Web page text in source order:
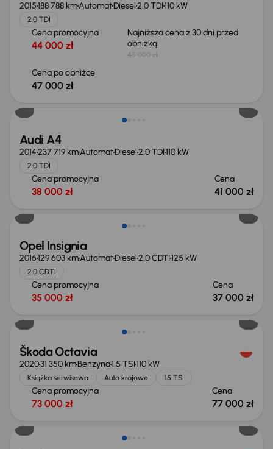
2015188 788 kmAutomatDiesel2.0 TDI110 kW
2.0 TDI
Cena promocyjna
44 000 zł
Najniższa cena z 30 dni przed
obniżką
45 000 zł
Cena po obniżce
47 000 zł
Audi A4
2014237 719 kmAutomatDiesel2.0 TDI110 kW
2.0 TDI
Cena promocyjna
38 000 zł
Cena
41 000 zł
Opel Insignia
2016129 603 kmAutomatDiesel2.0 CDTI125 kW
2.0 CDTI
Cena promocyjna
35 000 zł
Cena
37 000 zł
Škoda Octavia
202031 350 kmBenzyna1.5 TSI110 kW
Książka serwisowa Auta krajowe 1.5 TSI
Cena promocyjna
73 000 zł
Cena
77 000 zł